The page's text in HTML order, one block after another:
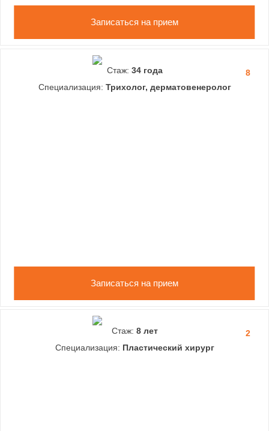
Записаться на прием
8
Стаж: 34 года
Специализация: Трихолог, дерматовенеролог
Записаться на прием
2
Стаж: 8 лет
Специализация: Пластический хирург